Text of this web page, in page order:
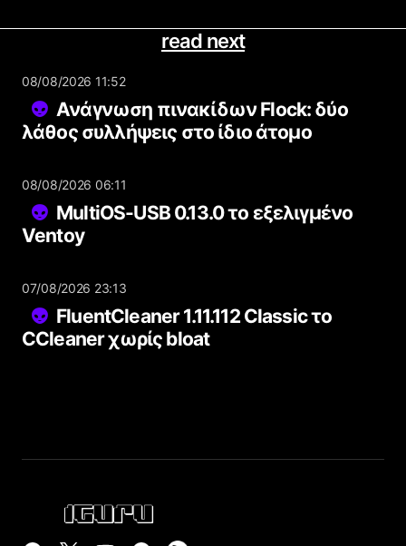
read next
08/08/2026 11:52
Ανάγνωση πινακίδων Flock: δύο
λάθος συλλήψεις στο ίδιο άτομο
08/08/2026 06:11
MultiOS-USB 0.13.0 το εξελιγμένο
Ventoy
07/08/2026 23:13
FluentCleaner 1.11.112 Classic το
CCleaner χωρίς bloat